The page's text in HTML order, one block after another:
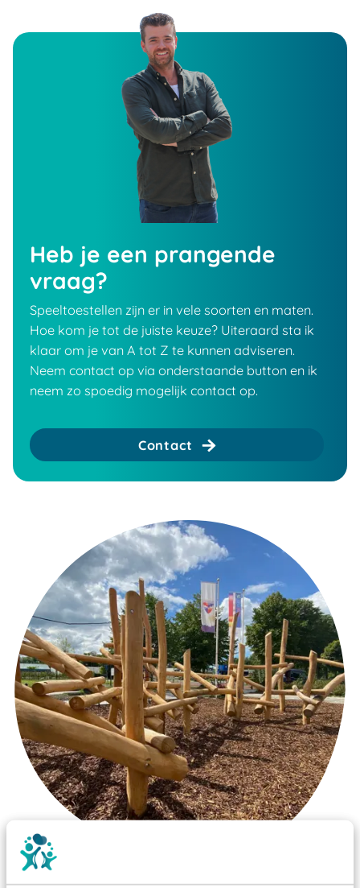
Heb je een prangende
vraag?
Speeltoestellen zijn er in vele soorten en maten.
Hoe kom je tot de juiste keuze? Uiteraard sta ik
klaar om je van A tot Z te kunnen adviseren.
Neem contact op via onderstaande button en ik
neem zo spoedig mogelijk contact op.
Contact
Wist je dat: